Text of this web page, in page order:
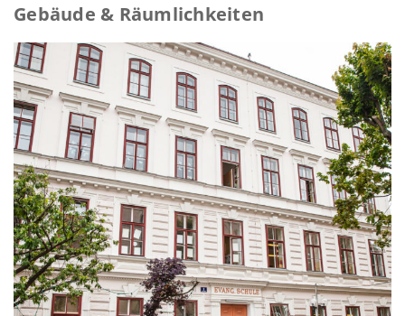
Gebäude & Räumlichkeiten